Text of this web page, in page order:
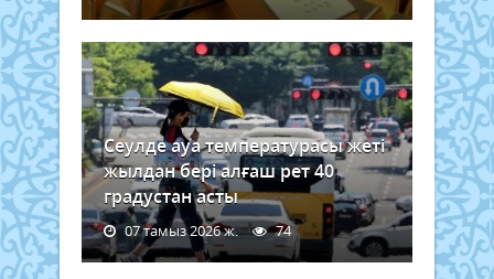
Сеулде ауа температурасы жеті
жылдан бері алғаш рет 40
градустан асты
07 тамыз 2026 ж. 74